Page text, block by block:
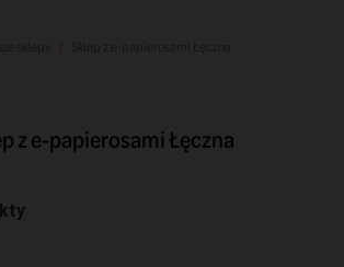
z e-papierosami Łęczna